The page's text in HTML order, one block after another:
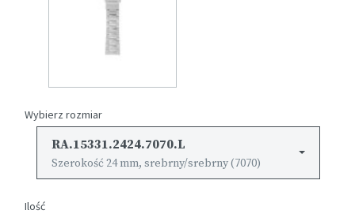
Wybierz rozmiar
RA.15331.2424.7070.L
Szerokość 24 mm, srebrny/srebrny (7070)
Ilość